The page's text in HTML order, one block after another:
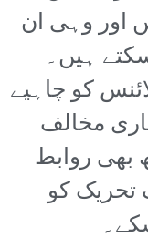
اور وہی ان
ہیں۔
کو چاہیے
مخالف
بھی روابط
تحریک کو